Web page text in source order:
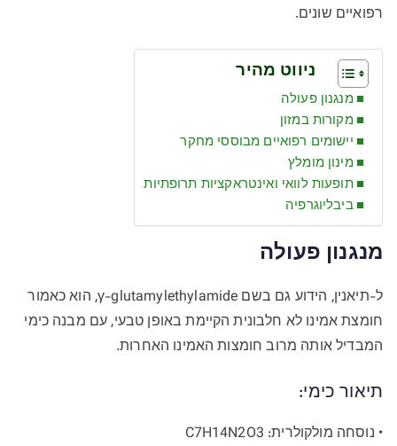
רפואיים שונים.
ניווט מהיר
מנגנון פעולה
מקורות במזון
יישומים רפואיים מבוססי מחקר
מינון מומלץ
תופעות לוואי ואינטראקציות תרופתיות
ביבליוגרפיה
מנגנון פעולה
ל-תיאנין, הידוע גם בשם γ-glutamylethylamide, הוא כאמור
חומצת אמינו לא חלבונית הקיימת באופן טבעי, עם מבנה כימי
המבדיל אותה מרוב חומצות האמינו האחרות.
תיאור כימי:
• נוסחה מולקולרית: C7H14N2O3